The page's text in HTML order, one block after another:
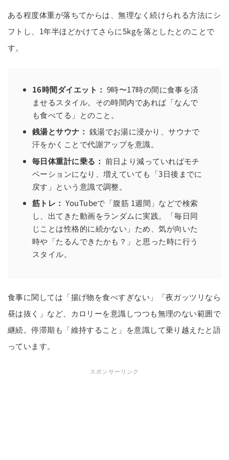
ある程度体重が落ちてからは、無理なく続けられる方法にシ
フトし、1年半ほどかけてさらに5kgを落としたとのことで
す。
16時間ダイエット： 9時〜17時の間に食事を済
ませるスタイル。その時間内であれば「なんで
も食べてる」とのこと。
銭湯とサウナ： 銭湯でお湯に浸かり、サウナで
汗をかくことで代謝アップを意識。
毎日体重計に乗る： 前日より減っていればモチ
ベーションになり、増えていても「3日後までに
戻す」という意識で調整。
筋トレ： YouTubeで「腹筋 1週間」などで検索
し、出てきた動画をランダムに実践。「毎日同
じことは性格的に続かない」ため、気が向いた
時や「たるんできたかも？」と思った時に行う
スタイル。
食事に関しては「揚げ物を食べすぎない」「夜ガッツリなら
昼は抜く」など、カロリーを意識しつつも無理のない範囲で
継続。停滞期も「維持すること」を意識して乗り越えたと語
っています。
スポンサーリンク